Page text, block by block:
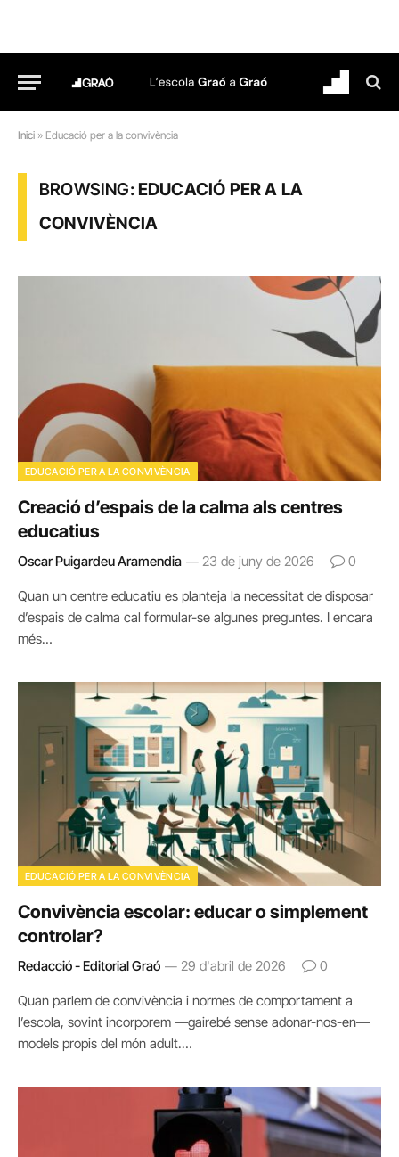
Inici » Educació per a la convivència
BROWSING:EDUCACIÓ PER A LA
CONVIVÈNCIA
EDUCACIÓ PER A LA CONVIVÈNCIA
Creació d’espais de la calma als centres
educatius
Oscar Puigardeu Aramendia 23 de juny de 2026 0
Quan un centre educatiu es planteja la necessitat de disposar
d’espais de calma cal formular-se algunes preguntes. I encara
més…
EDUCACIÓ PER A LA CONVIVÈNCIA
Convivència escolar: educar o simplement
controlar?
Redacció - Editorial Graó 29 d'abril de 2026 0
Quan parlem de convivència i normes de comportament a
l’escola, sovint incorporem —gairebé sense adonar-nos-en—
models propis del món adult.…